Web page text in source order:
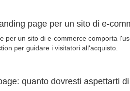
page per un sito di e-
per un sito di e-commerce comporta
per guidare i visitatori all'acquisto.
quanto dovresti aspettarti